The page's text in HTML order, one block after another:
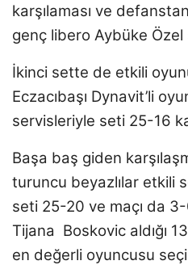
karşılaması ve
genç libero Aybüke Özel
İkinci sette de etkili
Eczacıbaşı Dynavit’li
servisleriyle seti 25-16
Başa baş giden
turuncu beyazlılar etkili
seti 25-20 ve maçı da
Tijana Boskovic aldığı
en değerli oyuncusu